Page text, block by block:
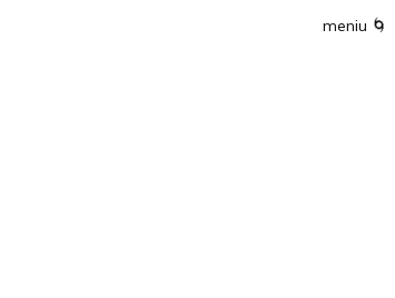
meniu 🌀